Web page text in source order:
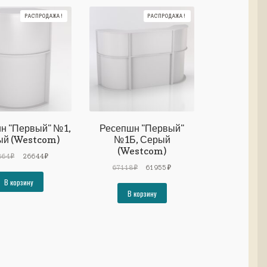
"Первый" №1,
(Westcom)
РАСПРОДАЖА!
₽
Первоначальная
28864₽.
26644₽Текущая
В корзину
Ресепшн "Первый"
№1Б, Серый
(Westcom)
РАСПРОДАЖА!
67118₽
Первоначальная
67118₽.
61955₽Текущая
В корзину